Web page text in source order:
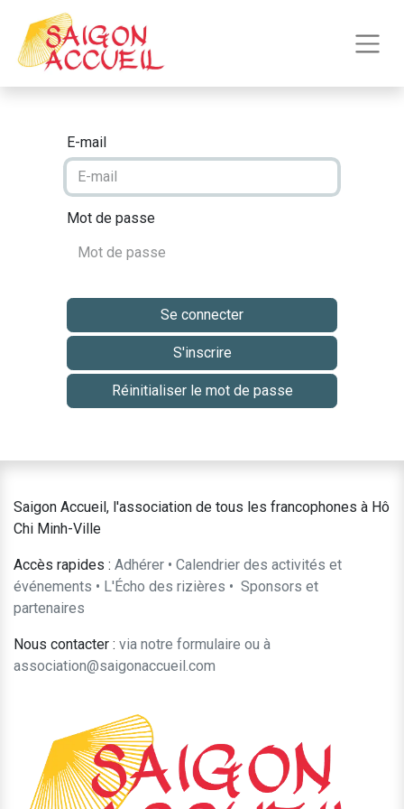
E-mail
Mot de passe
Se connecter
S'inscrire
Réinitialiser le mot de passe
Saigon Accueil, l'association de tous les francophones à Hô
Chi Minh-Ville
Accès rapides : Adhérer • Calendrier des activités et
événements • L'Écho des rizières • ​Sponsors et
partenaires​​
Nous contacter : ​via notre formulaire ou à
association@saigonaccueil.com